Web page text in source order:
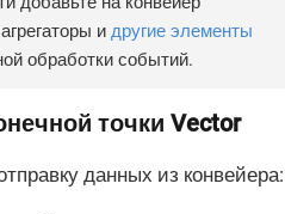
и другие элементы
обработки событий.
точки Vector
данных из конвейера: